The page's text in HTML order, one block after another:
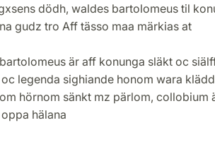
dödh, waldes bartolomeus til
gudz tro Aff tässo maa märkias at
är aff konunga släkt oc
legenda sighiande honom wara
hörnom sänkt mz pärlom, collobium
hälana